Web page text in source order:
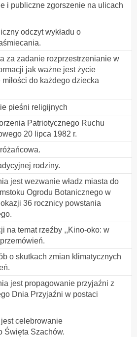
i publiczne zgorszenie na ulicach
odczyt wykładu o
za zadanie rozprzestrzenianie w
jak ważne jest życie
do każdego dziecka
pieśni religijnych
Patriotycznego Ruchu
20 lipca 1982 r.
rodziny.
jest wezwanie władz miasta do
Ogrodu Botanicznego w
36 rocznicy powstania
na temat rzeźby ,,Kino-oko: w
o skutkach zmian klimatycznych
jest propagowanie przyjaźni z
Dnia Przyjaźni w postaci
celebrowanie
Święta Szachów.